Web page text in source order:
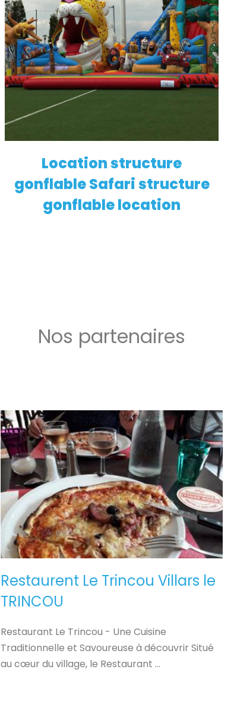
EN SAVOIR PLUS
Location structure
gonflable Safari structure
gonflable location
Nos partenaires
Restaurent Le Trincou Villars le
TRINCOU
Restaurant Le Trincou - Une Cuisine
Traditionnelle et Savoureuse à découvrir Situé
au cœur du village, le Restaurant ...